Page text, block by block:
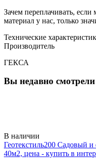
Зачем переплачивать,
материал у нас, только
Технические
Производитель
ГЕКСА
Вы недавно смотрели
В наличии
Геотекстиль200 Садовый
40м2, цена - купить в